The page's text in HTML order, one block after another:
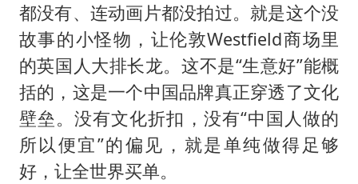
都没有、连动画片都没拍过。就是这个没
故事的小怪物，让伦敦Westfield商场里
的英国人大排长龙。这不是“生意好”能概
括的，这是一个中国品牌真正穿透了文化
壁垒。没有文化折扣，没有“中国人做的
所以便宜”的偏见，就是单纯做得足够
好，让全世界买单。